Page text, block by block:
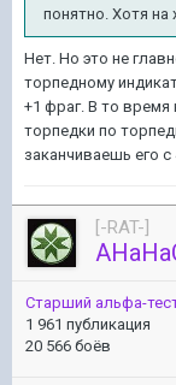
понятно. Хотя на
Нет. Но это не
торпедному
+1 фраг. В то время
торпедки по
заканчиваешь его
[-RAT-]
Старший альфа-
1 961 публикация
20 566 боёв